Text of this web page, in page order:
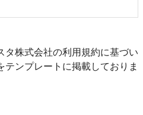
タ株式会社の利用規約に基づい
ンプレートに掲載しておりま